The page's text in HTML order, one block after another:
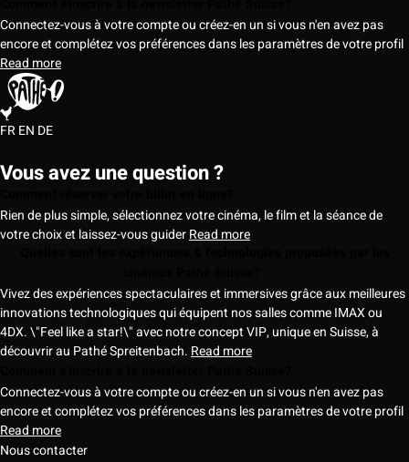
Connectez-vous à votre compte ou créez-en un si vous n'en avez pas
encore et complétez vos préférences dans les paramètres de votre profil
Read more
FREN DE
Vous avez une question ?
Rien de plus simple, sélectionnez votre cinéma, le film et la séance de
votre choix et laissez-vous guiderRead more
Vivez des expériences spectaculaires et immersives grâce aux meilleures
innovations technologiques qui équipent nos salles comme IMAX ou
4DX. \"Feel like a star!\" avec notre concept VIP, unique en Suisse, à
découvrir au Pathé Spreitenbach. Read more
Connectez-vous à votre compte ou créez-en un si vous n'en avez pas
encore et complétez vos préférences dans les paramètres de votre profil
Read more
Nous contacter